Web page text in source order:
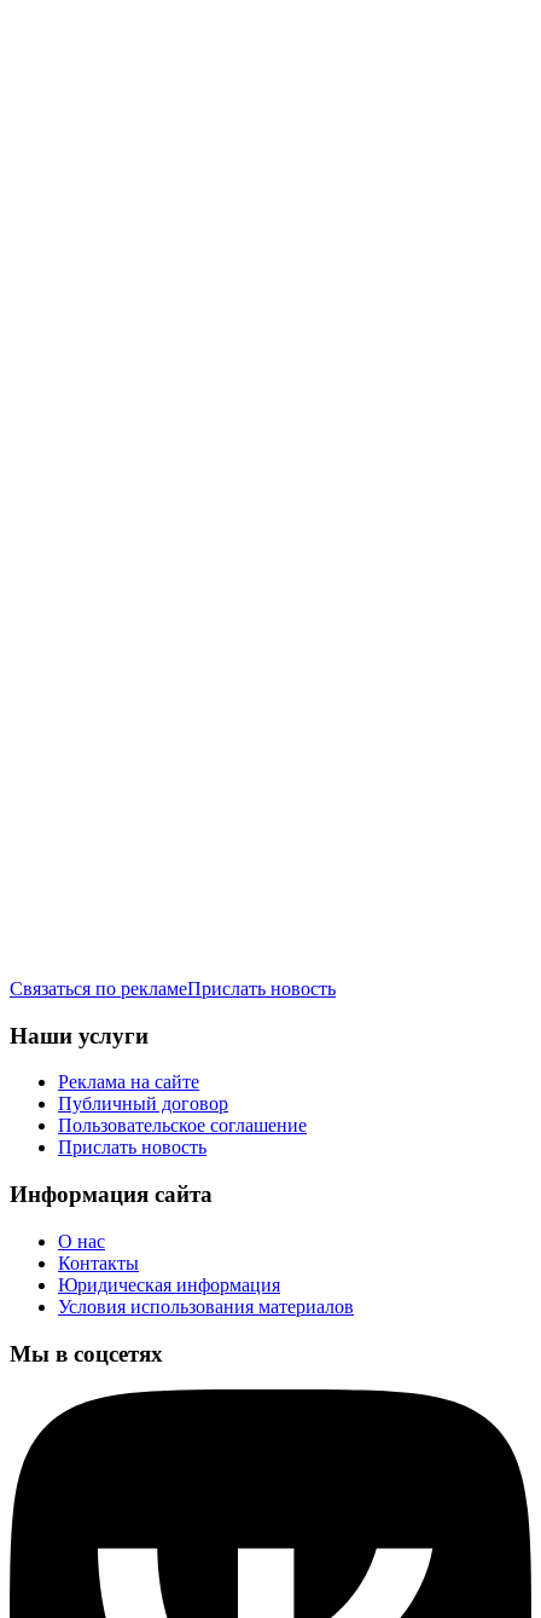
Связаться по рекламеПрислать новость
Наши услуги
Реклама на сайте
Публичный договор
Пользовательское соглашение
Прислать новость
Информация сайта
О нас
Контакты
Юридическая информация
Условия использования материалов
Мы в соцсетях